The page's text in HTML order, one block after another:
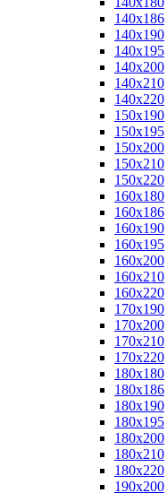
140x186
140x190
140x195
140x200
140x210
140x220
150x190
150x195
150x200
150x210
150x220
160x180
160x186
160x190
160x195
160x200
160x210
160x220
170x190
170x200
170x210
170x220
180x180
180x186
180x190
180x195
180x200
180x210
180x220
190x200